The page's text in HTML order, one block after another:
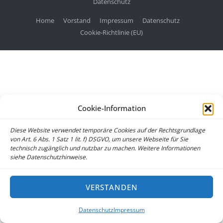
Cookie-Information
Diese Website verwendet temporäre Cookies auf der Rechtsgrundlage
von Art. 6 Abs. 1 Satz 1 lit. f) DSGVO, um unsere Webseite für Sie
technisch zugänglich und nutzbar zu machen. Weitere Informationen
siehe Datenschutzhinweise.
VERSTANDEN
DatenschutzImpressum
Home Vorstand Impressum
Datenschutz
Cookie-Richtlinie (EU)